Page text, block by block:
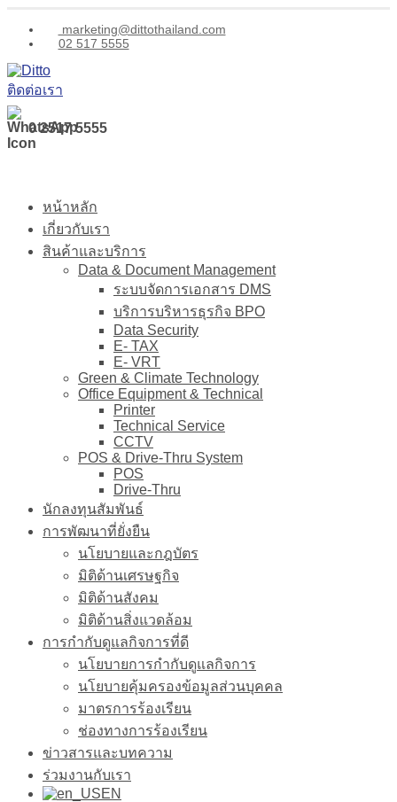
marketing@dittothailand.com
02 517 5555
ติดต่อเรา
0 2517 5555
หน้าหลัก
เกี่ยวกับเรา
สินค้าและบริการ
Data & Document Management
ระบบจัดการเอกสาร DMS
บริการบริหารธุรกิจ BPO
Data Security
E- TAX
E- VRT
Green & Climate Technology
Office Equipment & Technical
Printer
Technical Service
CCTV
POS & Drive-Thru System
POS
Drive-Thru
นักลงทุนสัมพันธ์
การพัฒนาที่ยั่งยืน
นโยบายและกฎบัตร
มิติด้านเศรษฐกิจ
มิติด้านสังคม
มิติด้านสิ่งแวดล้อม
การกำกับดูแลกิจการที่ดี
นโยบายการกำกับดูแลกิจการ
นโยบายคุ้มครองข้อมูลส่วนบุคคล
มาตรการร้องเรียน
ช่องทางการร้องเรียน
ข่าวสารและบทความ
ร่วมงานกับเรา
EN